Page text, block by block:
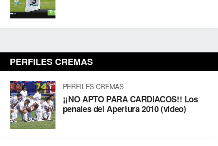
PERFILES CREMAS
PERFILES CREMAS
¡¡NO APTO PARA CARDIACOS!! Los
penales del Apertura 2010 (video)